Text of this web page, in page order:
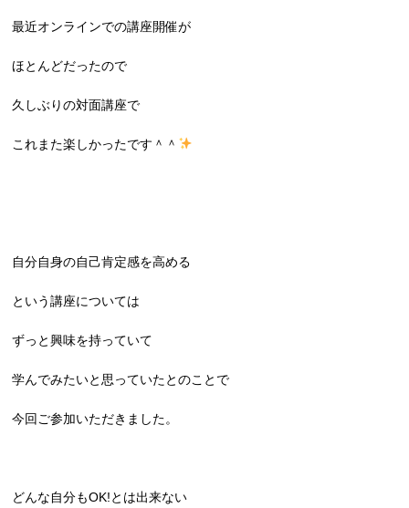
最近オンラインでの講座開催が
ほとんどだったので
久しぶりの対面講座で
これまた楽しかったです＾＾
自分自身の自己肯定感を高める
という講座については
ずっと興味を持っていて
学んでみたいと思っていたとのことで
今回ご参加いただきました。
どんな自分もOK!とは出来ない